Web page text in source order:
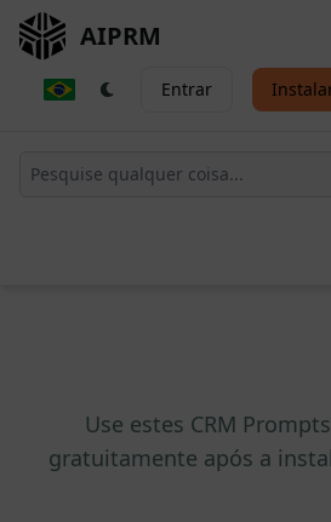
AIPRM
Entrar
Use estes CRM
gratuitamente após a